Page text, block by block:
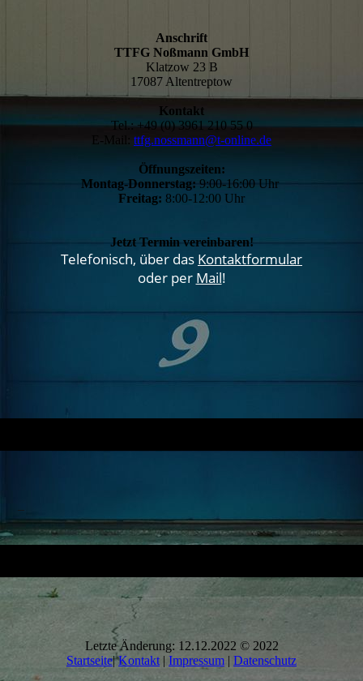
Anschrift
TTFG Noßmann GmbH
Klatzow 23 B
17087 Altentreptow
Kontakt
Tel.: +49 (0) 3961 210 55 0
E-Mail: ttfg.nossmann@t-online.de
Öffnungszeiten:
Montag-Donnerstag: 9:00-16:00 Uhr
Freitag: 8:00-12:00 Uhr
Jetzt Termin vereinbaren!
Telefonisch, über das Kontaktformular
oder per Mail!
Letzte Änderung: 12.12.2022 © 2022
Startseite|Kontakt | Impressum | Datenschutz